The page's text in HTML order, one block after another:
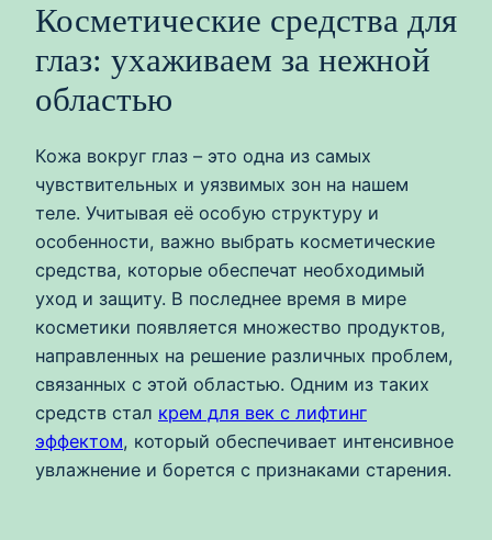
Косметические средства для
глаз: ухаживаем за нежной
областью
Кожа вокруг глаз – это одна из самых
чувствительных и уязвимых зон на нашем
теле. Учитывая её особую структуру и
особенности, важно выбрать косметические
средства, которые обеспечат необходимый
уход и защиту. В последнее время в мире
косметики появляется множество продуктов,
направленных на решение различных проблем,
связанных с этой областью. Одним из таких
средств стал крем для век с лифтинг
эффектом, который обеспечивает интенсивное
увлажнение и борется с признаками старения.